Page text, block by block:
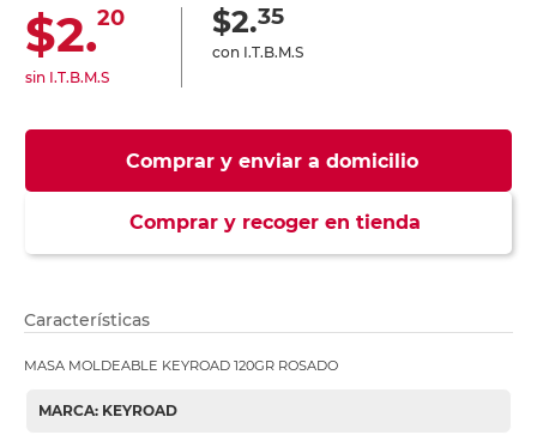
$2.20
sin I.T.B.M.S
$2.35
con I.T.B.M.S
Comprar y enviar a domicilio
Comprar y recoger en tienda
Características
MASA MOLDEABLE KEYROAD 120GR ROSADO
MARCA: KEYROAD